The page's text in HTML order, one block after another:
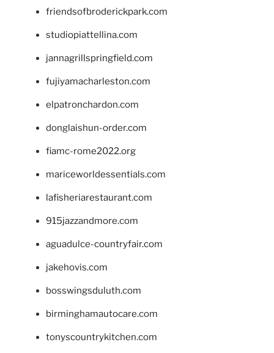
friendsofbroderickpark.com
studiopiattellina.com
jannagrillspringfield.com
fujiyamacharleston.com
elpatronchardon.com
donglaishun-order.com
fiamc-rome2022.org
mariceworldessentials.com
lafisheriarestaurant.com
915jazzandmore.com
aguadulce-countryfair.com
jakehovis.com
bosswingsduluth.com
birminghamautocare.com
tonyscountrykitchen.com